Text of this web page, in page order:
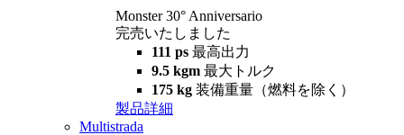
Monster 30° Anniversario
完売いたしました
111 ps 最高出力
9.5 kgm 最大トルク
175 kg 装備重量（燃料を除く）
製品詳細
Multistrada